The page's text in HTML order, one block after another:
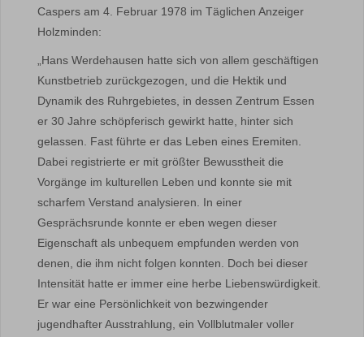
Caspers am 4. Februar 1978 im Täglichen Anzeiger
Holzminden:
„Hans Werdehausen hatte sich von allem geschäftigen
Kunstbetrieb zurückgezogen, und die Hektik und
Dynamik des Ruhrgebietes, in dessen Zentrum Essen
er 30 Jahre schöpferisch gewirkt hatte, hinter sich
gelassen. Fast führte er das Leben eines Eremiten.
Dabei registrierte er mit größter Bewusstheit die
Vorgänge im kulturellen Leben und konnte sie mit
scharfem Verstand analysieren. In einer
Gesprächsrunde konnte er eben wegen dieser
Eigenschaft als unbequem empfunden werden von
denen, die ihm nicht folgen konnten. Doch bei dieser
Intensität hatte er immer eine herbe Liebenswürdigkeit.
Er war eine Persönlichkeit von bezwingender
jugendhafter Ausstrahlung, ein Vollblutmaler voller